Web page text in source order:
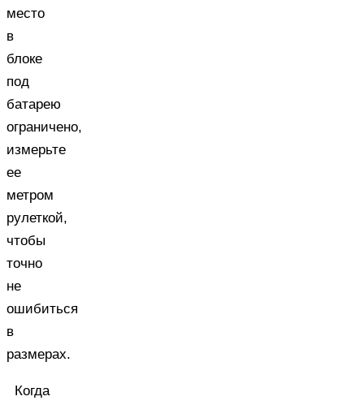
место
в
блоке
под
батарею
ограничено,
измерьте
ее
метром
рулеткой,
чтобы
точно
не
ошибиться
в
размерах.
Когда